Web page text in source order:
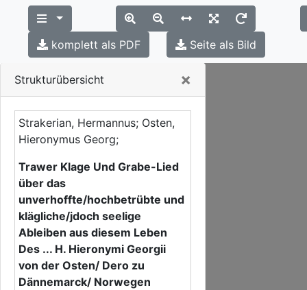
Strukturübersicht ×
Strakerian, Hermannus; Osten,
Hieronymus Georg;
Trawer Klage Und Grabe-Lied
über das
unverhoffte/hochbetrübte und
klägliche/jdoch seelige
Ableiben aus diesem Leben
Des ... H. Hieronymi Georgii
von der Osten/ Dero zu
Dännemarck/ Norwegen
komplett als PDF Seite als Bild